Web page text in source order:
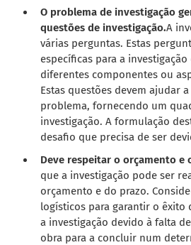
O problema de investigação
questões de investigação.A
várias perguntas. Estas
específicas para a
diferentes componentes ou
Estas questões devem ajudar
problema, fornecendo um
investigação. A formulação
desafio que precisa de ser
Deve respeitar o orçamento e
que a investigação pode ser
orçamento e do prazo.
logísticos para garantir o êxito
a investigação devido à falta
obra para a concluir num